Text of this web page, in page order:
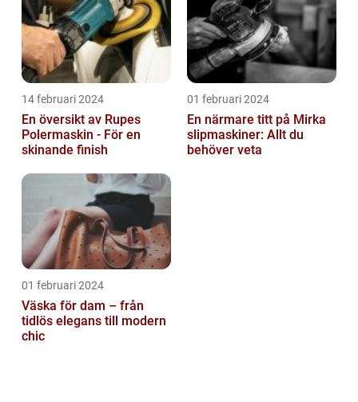
14 februari 2024
En översikt av Rupes
Polermaskin - För en
skinande finish
01 februari 2024
En närmare titt på Mirka
slipmaskiner: Allt du
behöver veta
01 februari 2024
Väska för dam – från
tidlös elegans till modern
chic